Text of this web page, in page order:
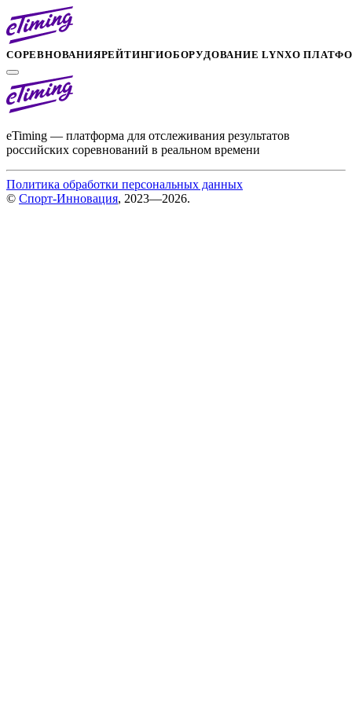
СОРЕВНОВАНИЯРЕЙТИНГИОБОРУДОВАНИЕ LYNXО
eTiming — платформа для отслеживания результатов
российских соревнований в реальном времени
Политика обработки персональных данных
© Спорт-Инновация, 2023—2026.